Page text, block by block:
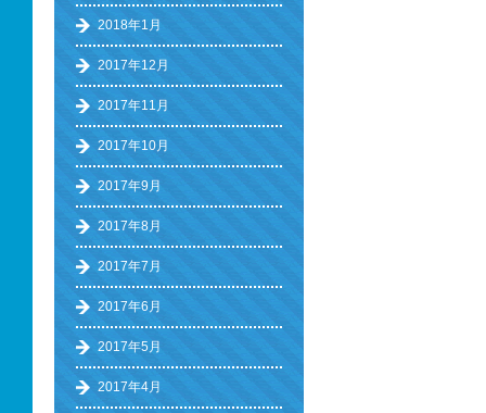
2018年1月
2017年12月
2017年11月
2017年10月
2017年9月
2017年8月
2017年7月
2017年6月
2017年5月
2017年4月